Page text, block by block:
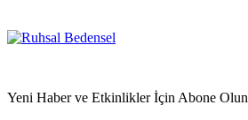
Yeni Haber ve Etkinlikler İçin Abone Olun